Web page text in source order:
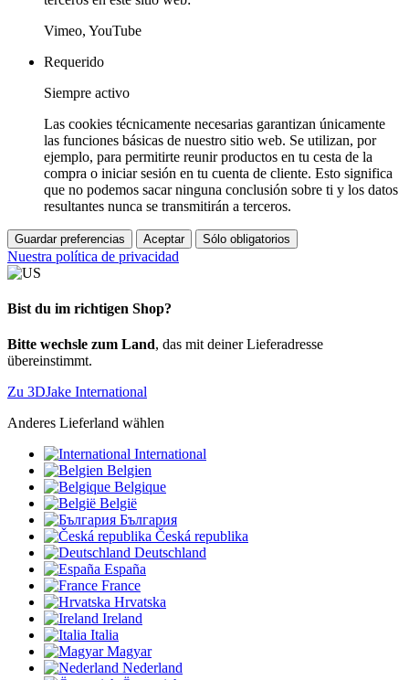
Vimeo, YouTube
Requerido
Siempre activo
Las cookies técnicamente necesarias garantizan únicamente
las funciones básicas de nuestro sitio web. Se utilizan, por
ejemplo, para permitirte reunir productos en tu cesta de la
compra o iniciar sesión en tu cuenta de cliente. Esto significa
que no podemos sacar ninguna conclusión sobre ti y los datos
resultantes nunca se transmitirán a terceros.
Guardar preferencias Aceptar Sólo obligatorios
Nuestra política de privacidad
Bist du im richtigen Shop?
Bitte wechsle zum Land, das mit deiner Lieferadresse
übereinstimmt.
Zu 3DJake International
Anderes Lieferland wählen
International
Belgien
Belgique
België
България
Česká republika
Deutschland
España
France
Hrvatska
Ireland
Italia
Magyar
Nederland